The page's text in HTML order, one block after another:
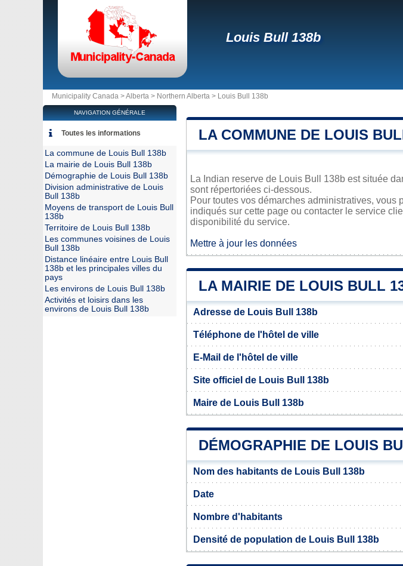
Louis Bull 138b
Municipality Canada >Alberta > Northern Alberta > Louis Bull 138b
LA COMMUNE DE LOUIS
La Indian reserve de Louis Bull 138b est située
sont répertoriées ci-dessous.
Pour toutes vos démarches administratives,
indiqués sur cette page ou contacter le service
disponibilité du service.
Mettre à jour les données
LA MAIRIE DE LOUIS BULL
Adresse de Louis Bull 138b
Téléphone de l'hôtel de ville
E-Mail de l'hôtel de ville
Site officiel de Louis Bull 138b
Maire de Louis Bull 138b
DÉMOGRAPHIE DE LOUIS
Nom des habitants de Louis Bull 138b
Date
Nombre d'habitants
Densité de population de Louis Bull 138b
NAVIGATION GÉNÉRALE
Toutes les informations
La commune de Louis Bull 138b
La mairie de Louis Bull 138b
Démographie de Louis Bull 138b
Division administrative de Louis
Bull 138b
Moyens de transport de Louis Bull
138b
Territoire de Louis Bull 138b
Les communes voisines de Louis
Bull 138b
Distance linéaire entre Louis Bull
138b et les principales villes du
pays
Les environs de Louis Bull 138b
Activités et loisirs dans les
environs de Louis Bull 138b